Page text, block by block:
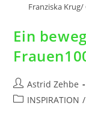
Franziska
Ein
Astrid Zehbe
INSPIRATION /